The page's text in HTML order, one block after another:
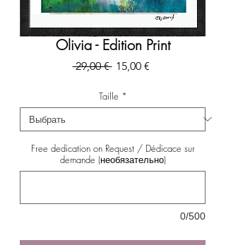
Olivia - Edition Print
29,00 € Обычная
15,00 €Спеццена
Taille *
Free dedication on Request / Dédicace sur
demande (необязательно)
0/500